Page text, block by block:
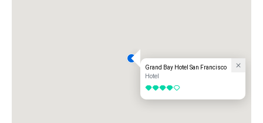
Grand Bay Hotel San Francisco
Hotel
4 von 5